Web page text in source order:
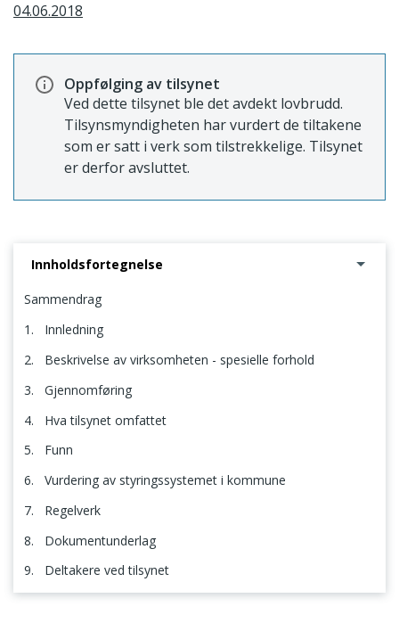
04.06.2018
Oppfølging av tilsynet
Ved dette tilsynet ble det avdekt lovbrudd.
Tilsynsmyndigheten har vurdert de tiltakene
som er satt i verk som tilstrekkelige. Tilsynet
er derfor avsluttet.
Innholdsfortegnelse
Sammendrag
1. Innledning
2. Beskrivelse av virksomheten - spesielle forhold
3. Gjennomføring
4. Hva tilsynet omfattet
5. Funn
6. Vurdering av styringssystemet i kommune
7. Regelverk
8. Dokumentunderlag
9. Deltakere ved tilsynet